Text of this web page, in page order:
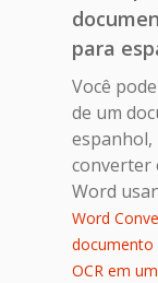
para
Você
de um
espanhol,
converter
Word
Word
documento
OCR em